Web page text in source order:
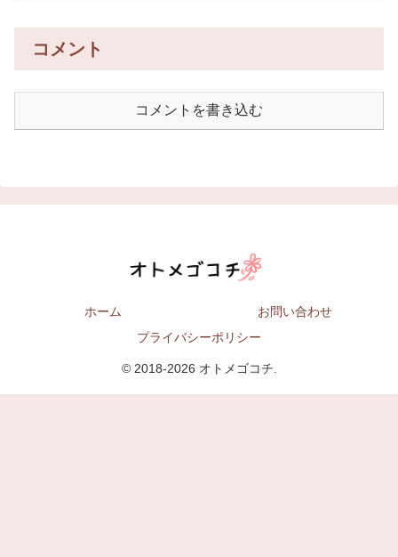
コメント
コメントを書き込む
ホーム
お問い合わせ
プライバシーポリシー
© 2018-2026 オトメゴコチ.